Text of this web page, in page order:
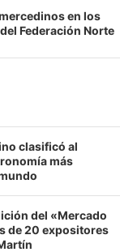
en los
Federación Norte
clasificó al
más
del «Mercado
de 20 expositores